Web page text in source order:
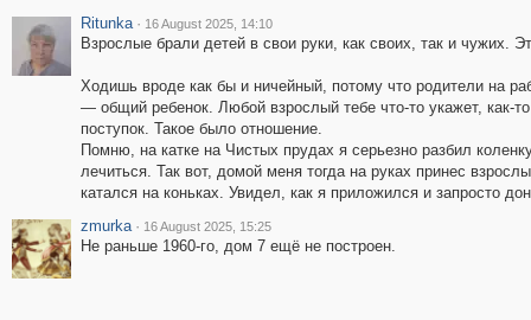
Ritunka · 16 August 2025, 14:10
Взрослые брали детей в свои руки, как своих, так и чужих.
Ходишь вроде как бы и ничейный, потому что родители на
— общий ребенок. Любой взрослый тебе что-то укажет, как-
поступок. Такое было отношение.
Помню, на катке на Чистых прудах я серьезно разбил
лечиться. Так вот, домой меня тогда на руках принес
катался на коньках. Увидел, как я приложился и запросто
zmurka · 16 August 2025, 15:25
Не раньше 1960-го, дом 7 ещё не построен.